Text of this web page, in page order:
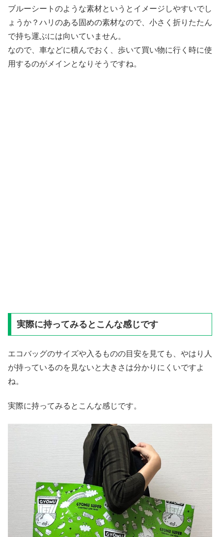
ブルーシートのような素材というとイメージしやすいでし
ょうか？ハリのある固めの素材なので、小さく折りたたん
で持ち運ぶには向いていません。
なので、車などに積んでおく、歩いて買い物に行く時に使
用するのがメインとなりそうですね。
実際に持ってみるとこんな感じです
エコバッグのサイズや入るものの目安を見ても、やはり人
が持っているのを見ないと大きさは分かりにくいですよ
ね。
実際に持ってみるとこんな感じです。